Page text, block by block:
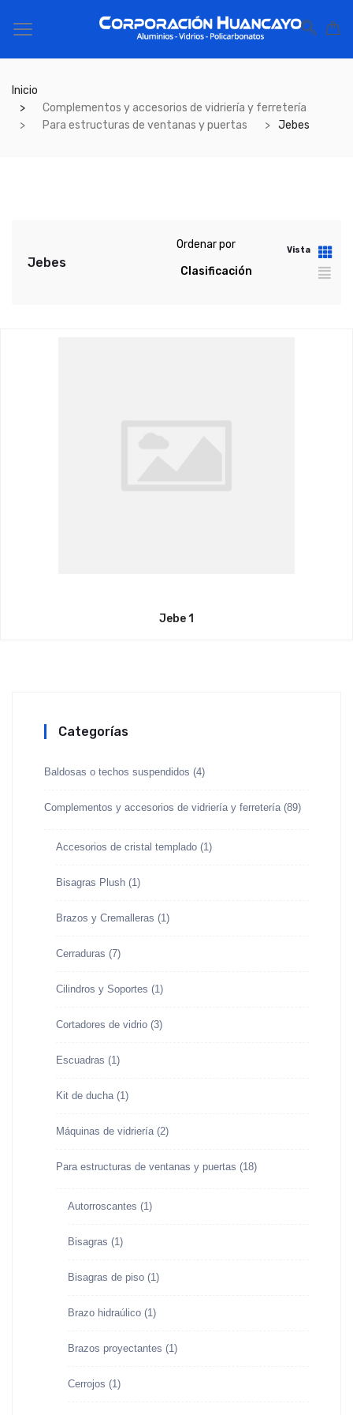
Inicio
Complementos y accesorios de vidriería y ferretería
Para estructuras de ventanas y puertas
Jebes
Jebes
Ordenar por Vista
Jebe 1
Categorías
Baldosas o techos suspendidos (4)
Complementos y accesorios de vidriería y ferretería (89)
Accesorios de cristal templado (1)
Bisagras Plush (1)
Brazos y Cremalleras (1)
Cerraduras (7)
Cilindros y Soportes (1)
Cortadores de vidrio (3)
Escuadras (1)
Kit de ducha (1)
Máquinas de vidriería (2)
Para estructuras de ventanas y puertas (18)
Autorroscantes (1)
Bisagras (1)
Bisagras de piso (1)
Brazo hidraúlico (1)
Brazos proyectantes (1)
Cerrojos (1)